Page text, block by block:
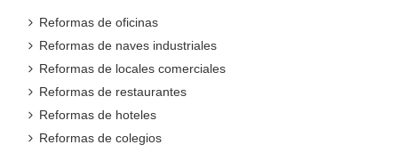
Reformas de oficinas
Reformas de naves industriales
Reformas de locales comerciales
Reformas de restaurantes
Reformas de hoteles
Reformas de colegios